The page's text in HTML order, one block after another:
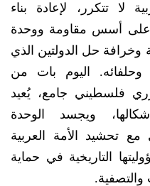
لا تتكرر، لإعادة بناء
على أسس مقاومة ووحدة
وخرافة حل الدولتين الذي
اليوم بات من
فلسطيني جامع، يُعيد
ويجسد الوحدة
مع تحشيد الأمة العربية
التاريخية في حماية